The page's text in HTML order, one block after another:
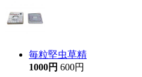
毎粒堅虫草精
1000円 600円